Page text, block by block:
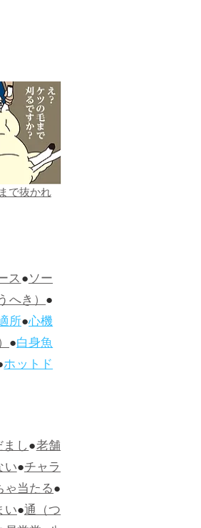
で抜かれ
ス●ソー
へき）●
所●心機
●白身魚
ホットド
し●老舗
い●チャラ
ゃ当たる●
い●通（つ